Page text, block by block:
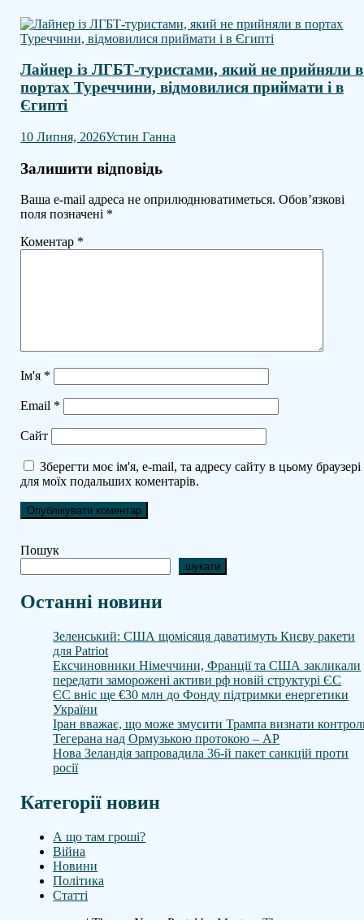
Лайнер із ЛГБТ-туристами, який не прийняли в
портах Туреччини, відмовилися приймати і в
Єгипті
10 Липня, 2026Устин Ганна
Залишити відповідь
Ваша e-mail адреса не оприлюднюватиметься. Обов’язкові
поля позначені *
Коментар *
Ім'я *
Email *
Сайт
Зберегти моє ім'я, e-mail, та адресу сайту в цьому браузері
для моїх подальших коментарів.
Пошук
шукати
Останні новини
Зеленський: США щомісяця даватимуть Києву ракети
для Patriot
Ексчиновники Німеччини, Франції та США закликали
передати заморожені активи рф новій структурі ЄС
ЄС вніс ще €30 млн до Фонду підтримки енергетики
України
Іран вважає, що може змусити Трампа визнати
Тегерана над Ормузькою протокою – AP
Нова Зеландія запровадила 36-й пакет санкцій проти
росії
Категорії новин
А що там гроші?
Війна
Новини
Політика
Статті